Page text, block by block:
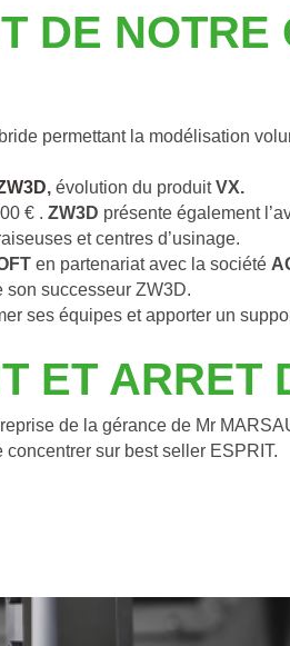
DE NOTRE
permettant la modélisation
, évolution du produit VX.
€ . ZW3D présente également
et centres d’usinage.
en partenariat avec la société
son successeur ZW3D.
ses équipes et apporter un
ET ARRET
de la gérance de Mr
sur best seller ESPRIT.